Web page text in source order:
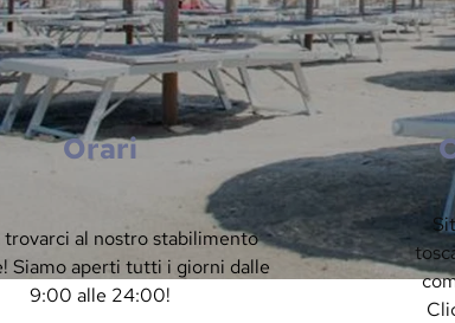
Orari
trovarci al nostro stabilimento
Siamo aperti tutti i giorni dalle
9:00 alle 24:00!